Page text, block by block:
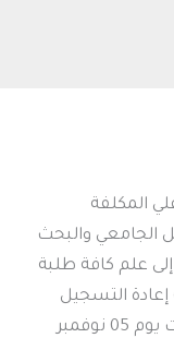
المكلفة
الجامعي والبحث
إلى علم كافة طلبة
إعادة التسجيل
للسنة الجامعية 2024/2023 قد انطلقت يوم 05 نوفمبر